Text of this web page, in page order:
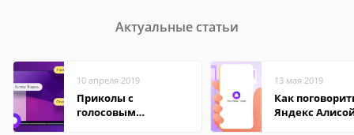
Актуальные статьи
10 апреля 2019
Приколы с
голосовым
13 мая 2019
Как
Яндекс